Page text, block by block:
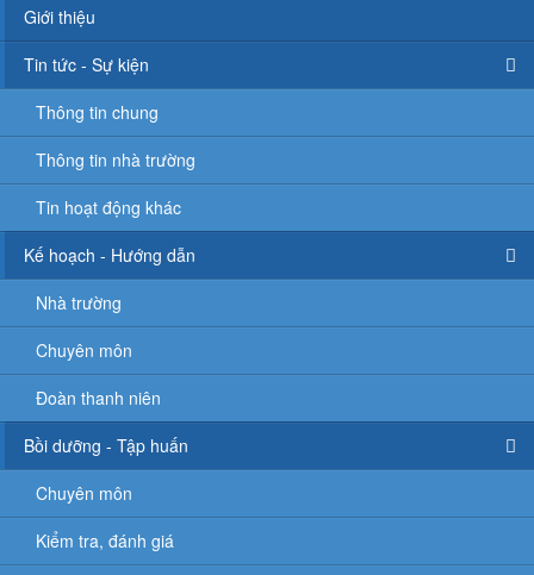
Giới thiệu
Tin tức - Sự kiện
Thông tin chung
Thông tin nhà trường
Tin hoạt động khác
Kế hoạch - Hướng dẫn
Nhà trường
Chuyên môn
Đoàn thanh niên
Bồi dưỡng - Tập huấn
Chuyên môn
Kiểm tra, đánh giá